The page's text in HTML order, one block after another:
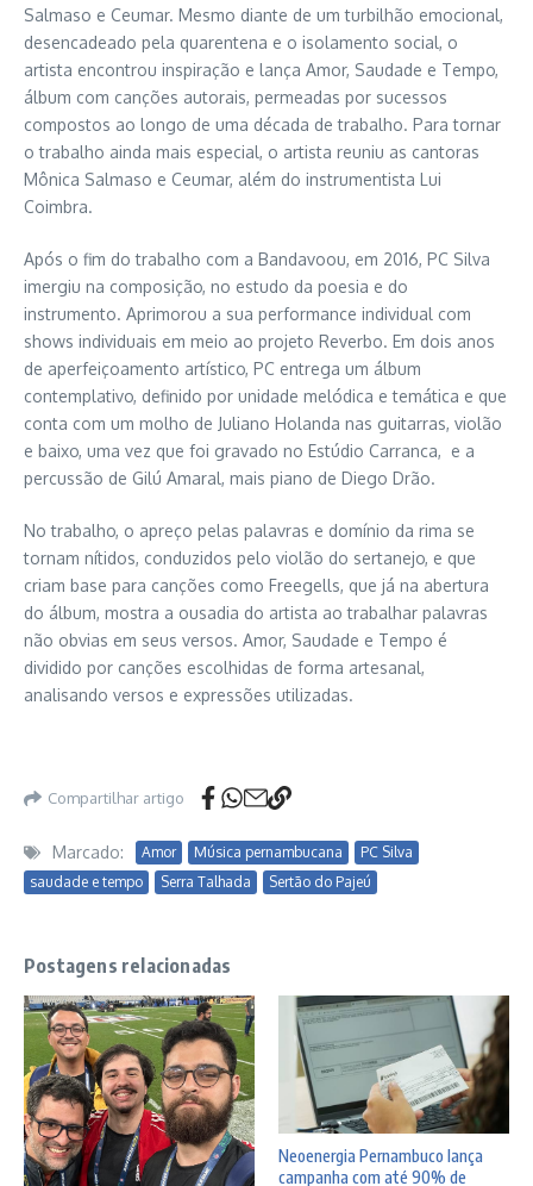
Salmaso e Ceumar. Mesmo diante de um turbilhão emocional,
desencadeado pela quarentena e o isolamento social, o
artista encontrou inspiração e lança Amor, Saudade e Tempo,
álbum com canções autorais, permeadas por sucessos
compostos ao longo de uma década de trabalho. Para tornar
o trabalho ainda mais especial, o artista reuniu as cantoras
Mônica Salmaso e Ceumar, além do instrumentista Lui
Coimbra.
Após o fim do trabalho com a Bandavoou, em 2016, PC Silva
imergiu na composição, no estudo da poesia e do
instrumento. Aprimorou a sua performance individual com
shows individuais em meio ao projeto Reverbo. Em dois anos
de aperfeiçoamento artístico, PC entrega um álbum
contemplativo, definido por unidade melódica e temática e que
conta com um molho de Juliano Holanda nas guitarras, violão
e baixo, uma vez que foi gravado no Estúdio Carranca, e a
percussão de Gilú Amaral, mais piano de Diego Drão.
No trabalho, o apreço pelas palavras e domínio da rima se
tornam nítidos, conduzidos pelo violão do sertanejo, e que
criam base para canções como Freegells, que já na abertura
do álbum, mostra a ousadia do artista ao trabalhar palavras
não obvias em seus versos. Amor, Saudade e Tempo é
dividido por canções escolhidas de forma artesanal,
analisando versos e expressões utilizadas.
Compartilhar artigo
Marcado: Amor Música pernambucana
PC Silva
saudade e tempo
Serra Talhada Sertão do Pajeú
Postagens relacionadas
Neoenergia Pernambuco lança
campanha com até 90% de